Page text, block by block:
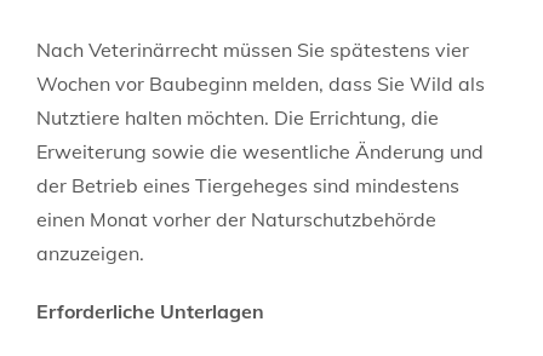
Nach Veterinärrecht müssen Sie spätestens vier
Wochen vor Baubeginn melden, dass Sie Wild als
Nutztiere halten möchten. Die Errichtung, die
Erweiterung sowie die wesentliche Änderung und
der Betrieb eines Tiergeheges sind mindestens
einen Monat vorher der Naturschutzbehörde
anzuzeigen.
Erforderliche Unterlagen